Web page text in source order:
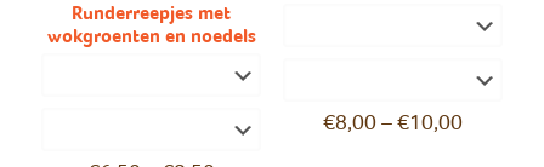
Runderreepjes met
wokgroenten en noedels
€8,00– €10,00